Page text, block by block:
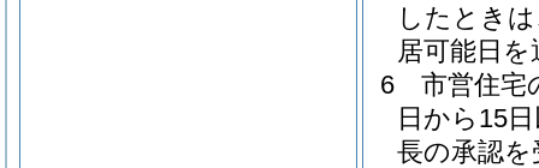
したとき
居可能日
6
市営住宅
日から15
長の承認